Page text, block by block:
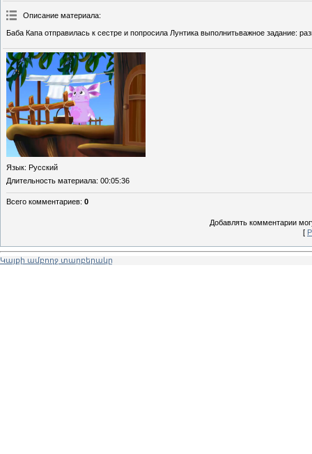
Описание материала:
Баба Капа отправилась к сестре и попросила Лунтика выполнитьважное задание:
Язык: Русский
Длительность материала: 00:05:36
Всего комментариев: 0
Добавлять комментарии
[
Կայքի ամբողջ տարբերակը